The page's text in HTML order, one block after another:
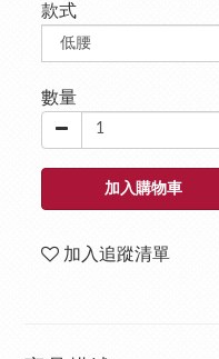
款式
數量
加入購物車
加入追蹤清單